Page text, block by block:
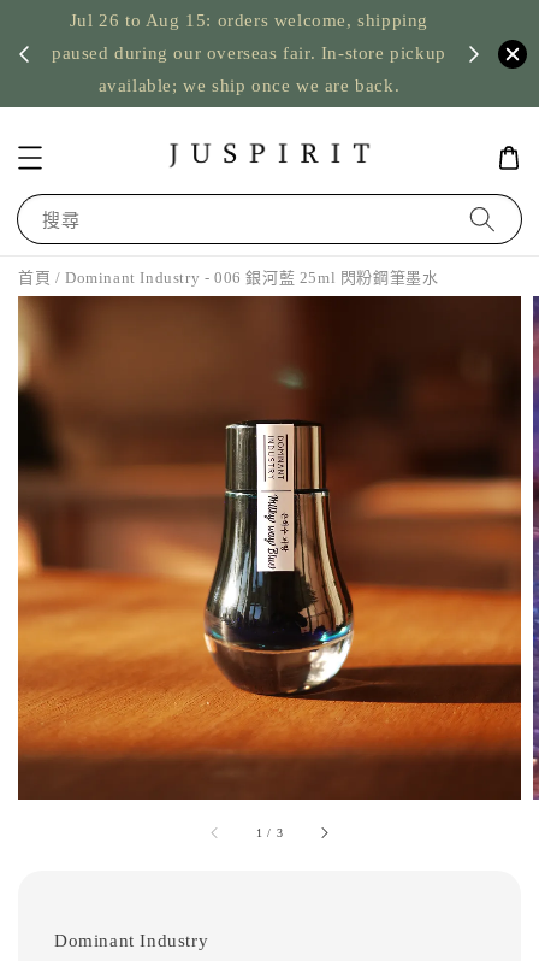
Jul 26 to Aug 15: orders welcome, shipping
paused during our overseas fair. In-store pickup
available; we ship once we are back.
US
搜尋
首頁 / Dominant Industry - 006 銀河藍 25ml 閃粉鋼筆墨水
1 / 3
Dominant Industry